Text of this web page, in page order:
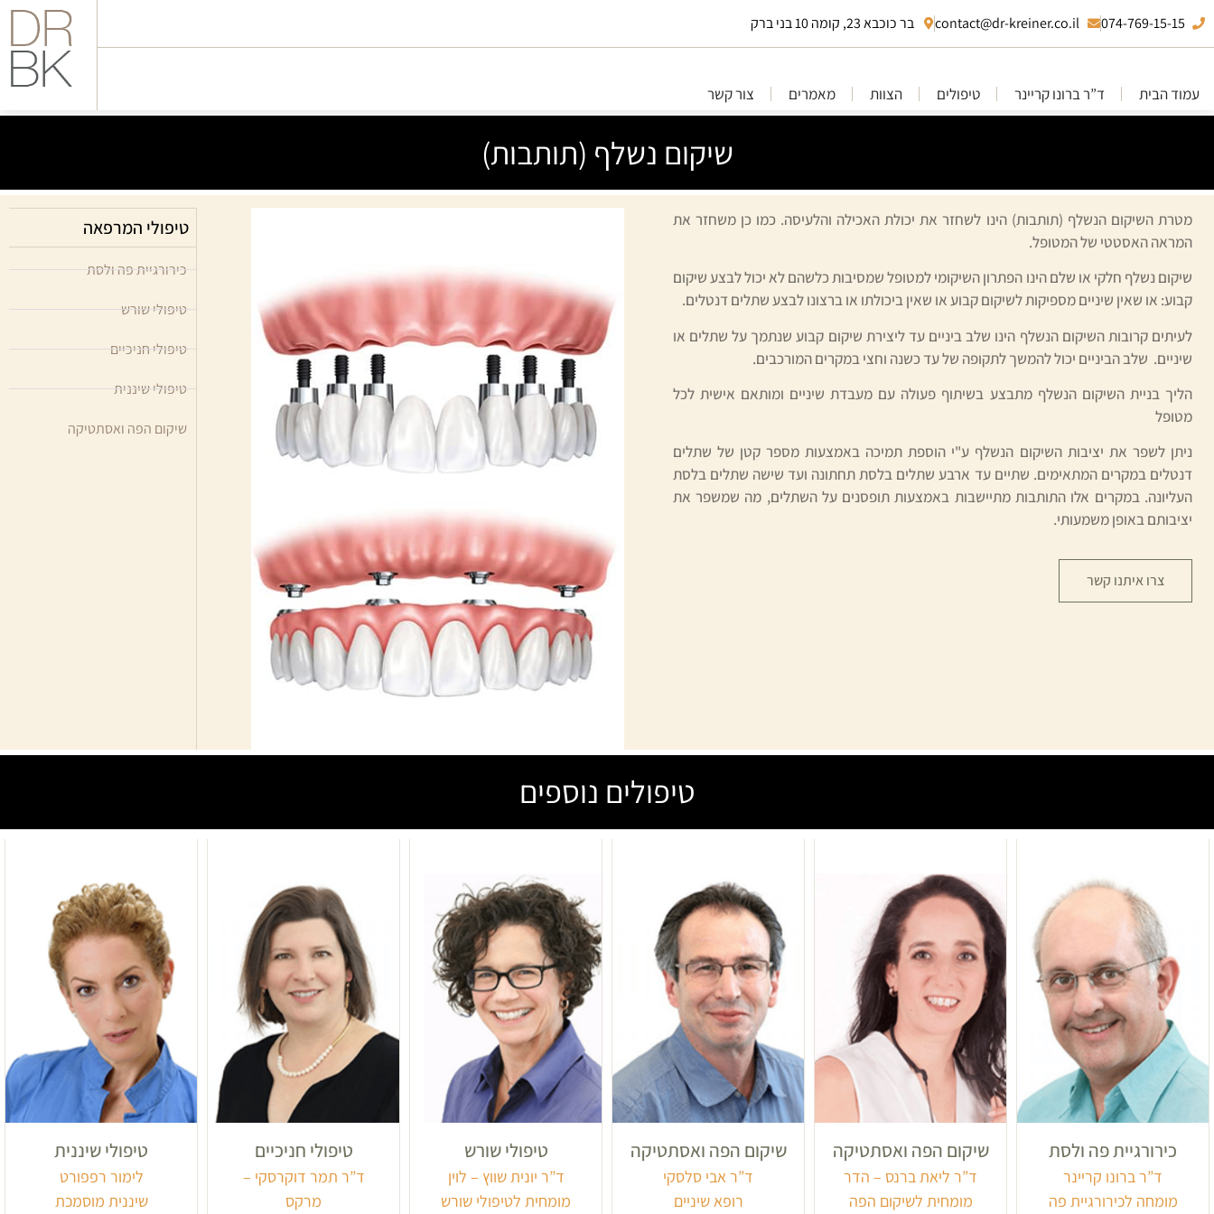
074-769-15-15
contact@dr-kreiner.co.il בר כוכבא 23, קומה 10 בני ברק
עמוד הבית ד”ר ברונו קריינר טיפולים הצוות מאמרים צור קשר
שיקום נשלף (תותבות)
מטרת השיקום הנשלף (תותבות) הינו לשחזר את יכולת האכילה והלעיסה. כמו כן משחזר את
המראה האסטטי של המטופל.
שיקום נשלף חלקי או שלם הינו הפתרון השיקומי למטופל שמסיבות כלשהם לא יכול לבצע שיקום
קבוע: או שאין שיניים מספיקות לשיקום קבוע או שאין ביכולתו או ברצונו לבצע שתלים דנטלים.
לעיתים קרובות השיקום הנשלף הינו שלב ביניים עד ליצירת שיקום קבוע שנתמך על שתלים או
שיניים. שלב הביניים יכול להמשך לתקופה של עד כשנה וחצי במקרים המורכבים.
הליך בניית השיקום הנשלף מתבצע בשיתוף פעולה עם מעבדת שיניים ומותאם אישית לכל
מטופל
ניתן לשפר את יציבות השיקום הנשלף ע"י הוספת תמיכה באמצעות מספר קטן של שתלים
דנטלים במקרים המתאימים. שתיים עד ארבע שתלים בלסת תחתונה ועד שישה שתלים בלסת
העליונה. במקרים אלו התותבות מתיישבות באמצעות תופסנים על השתלים, מה שמשפר את
יציבותם באופן משמעותי.
צרו איתנו קשר
טיפולי המרפאה
כירורגיית פה ולסת
טיפולי שורש
טיפולי חניכיים
טיפולי שיננית
שיקום הפה ואסתטיקה
טיפולים נוספים
כירורגיית פה ולסת
ד”ר ברונו קריינר
מומחה לכירורגיית פה
שיקום הפה ואסתטיקה
ד”ר ליאת ברנס – הדר
מומחית לשיקום הפה
שיקום הפה ואסתטיקה
ד”ר אבי סלסקי
רופא שיניים
טיפולי שורש
ד”ר יונית שווץ – לוין
מומחית לטיפולי שורש
טיפולי חניכיים
ד”ר תמר דוקרסקי –
מרקס
טיפולי שיננית
לימור רפפורט
שיננית מוסמכת